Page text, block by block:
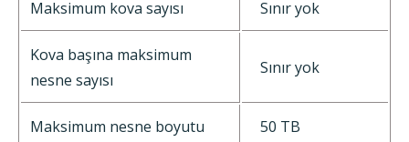
Maksimum kova sayısı Sınır yok
Kova başına maksimum
nesne sayısı
Sınır yok
Maksimum nesne boyutu 50 TB